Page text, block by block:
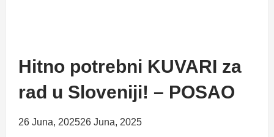
Hitno potrebni KUVARI za
rad u Sloveniji! – POSAO
26 Juna, 202526 Juna, 2025